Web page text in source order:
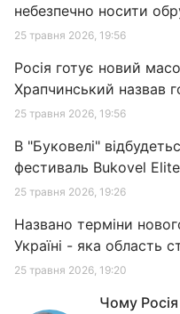
небезпечно носити
25 травня 2026, 19:56
Росія готує новий
Храпчинський назвав
25 травня 2026, 19:56
В "Буковелі"
фестиваль Bukovel
25 травня 2026, 19:26
Названо терміни
Україні - яка область
25 травня 2026, 19:20
Чому